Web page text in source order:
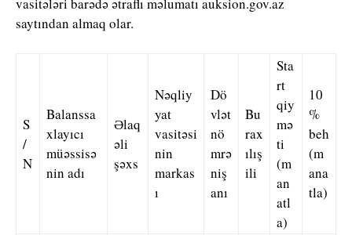
saytından almaq olar.
S
/
N
Balanssa
xlayıcı
müəssisə
nin adı
Əlaq
əli
şəxs
Nəqliy
yat
vasitəsi
nin
markas
ı
Dö
vlət
nö
mrə
niş
anı
Bu
rax
ılış
ili
Sta
rt
qiy
mə
ti
(m
an
atl
a)
10
%
beh
(m
ana
tla)